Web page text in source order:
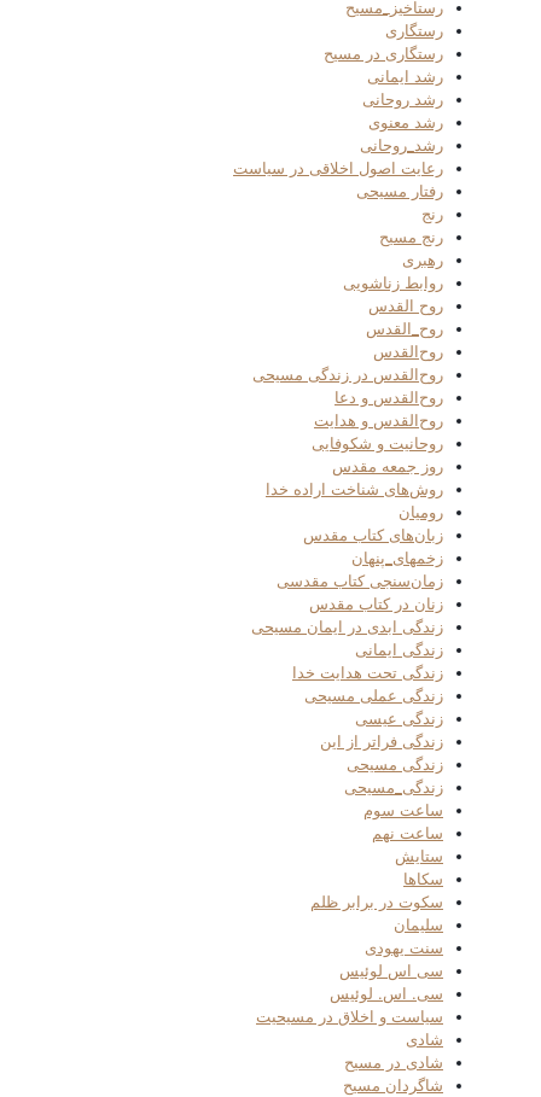
رستاخیز_مسیح
رستگاری
رستگاری در مسیح
رشد ایمانی
رشد روحانی
رشد معنوی
رشد_روحانی
رعایت اصول اخلاقی در سیاست
رفتار مسیحی
رنج
رنج مسیح
رهبری
روابط زناشویی
روح القدس
روح_القدس
روح‌القدس
روح‌القدس در زندگی مسیحی
روح‌القدس و دعا
روح‌القدس و هدایت
روحانیت و شکوفایی
روز جمعه مقدس
روش‌های شناخت اراده خدا
رومیان
زبان‌های کتاب مقدس
زخمهای_پنهان
زمان‌سنجی کتاب مقدسی
زنان در کتاب مقدس
زندگی ابدی در ایمان مسیحی
زندگی ایمانی
زندگی تحت هدایت خدا
زندگی عملی مسیحی
زندگی عیسی
زندگی فراتر از این
زندگی مسیحی
زندگی_مسیحی
ساعت سوم
ساعت نهم
ستایش
سکاها
سکوت در برابر ظلم
سلیمان
سنت یهودی
سی اس لوئیس
سی. اس. لوئیس
سیاست و اخلاق در مسیحیت
شادی
شادی در مسیح
شاگردان مسیح